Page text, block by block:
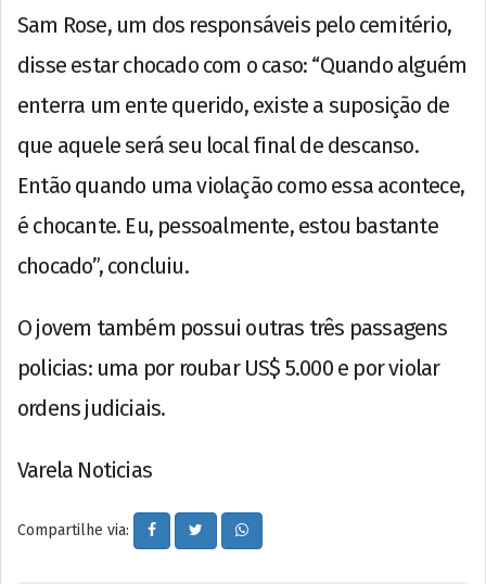
Sam Rose, um dos responsáveis pelo cemitério,
disse estar chocado com o caso: “Quando alguém
enterra um ente querido, existe a suposição de
que aquele será seu local final de descanso.
Então quando uma violação como essa acontece,
é chocante. Eu, pessoalmente, estou bastante
chocado”, concluiu.
O jovem também possui outras três passagens
policias: uma por roubar US$ 5.000 e por violar
ordens judiciais.
Varela Noticias
Compartilhe via: